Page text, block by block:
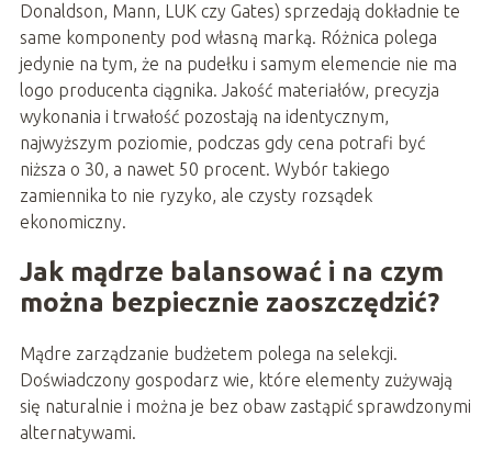
Donaldson, Mann, LUK czy Gates) sprzedają dokładnie te
same komponenty pod własną marką. Różnica polega
jedynie na tym, że na pudełku i samym elemencie nie ma
logo producenta ciągnika. Jakość materiałów, precyzja
wykonania i trwałość pozostają na identycznym,
najwyższym poziomie, podczas gdy cena potrafi być
niższa o 30, a nawet 50 procent. Wybór takiego
zamiennika to nie ryzyko, ale czysty rozsądek
ekonomiczny.
Jak mądrze balansować i na czym
można bezpiecznie zaoszczędzić?
Mądre zarządzanie budżetem polega na selekcji.
Doświadczony gospodarz wie, które elementy zużywają
się naturalnie i można je bez obaw zastąpić sprawdzonymi
alternatywami.